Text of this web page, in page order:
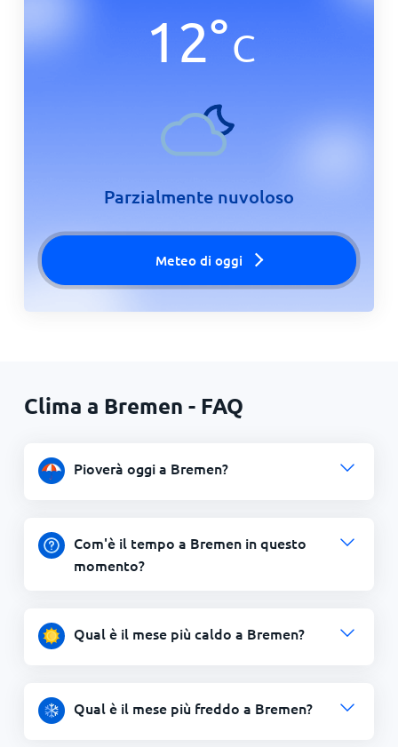
12°C
Parzialmente nuvoloso
Meteo di oggi
Clima a Bremen - FAQ
Pioverà oggi a Bremen?
Com'è il tempo a Bremen in questo
momento?
Qual è il mese più caldo a Bremen?
Qual è il mese più freddo a Bremen?